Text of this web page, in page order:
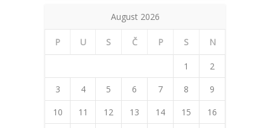
August 2026
P U S Č P S N
1
2
3
4 5 6 7 8
9
10
11 12 13 14 15
16